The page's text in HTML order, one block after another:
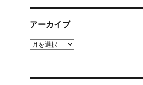
アーカイブ
ア